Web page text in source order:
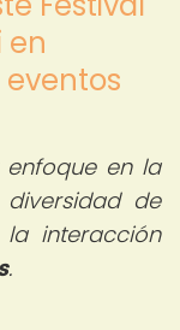
en
enfoque en la
de
interacción
.